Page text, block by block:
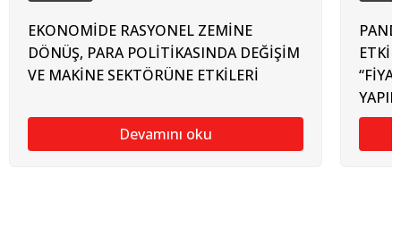
EKONOMİDE RASYONEL ZEMİNE
DÖNÜŞ, PARA POLİTİKASINDA DEĞİŞİM
VE MAKİNE SEKTÖRÜNE ETKİLERİ
Devamını oku